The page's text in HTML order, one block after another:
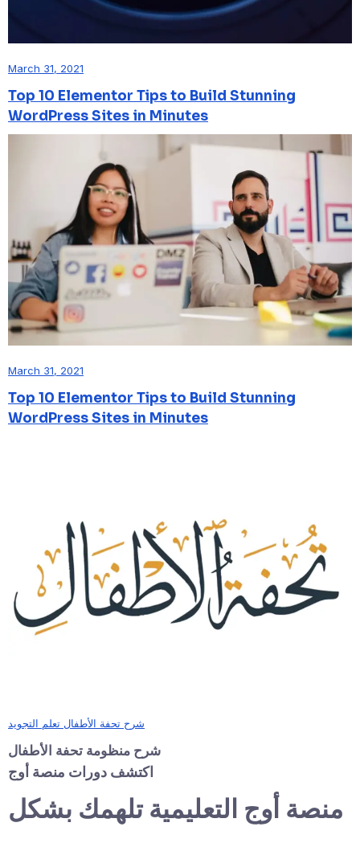
March 31, 2021
Top 10 Elementor Tips to Build Stunning
WordPress Sites in Minutes
March 31, 2021
Top 10 Elementor Tips to Build Stunning
WordPress Sites in Minutes
شرح تحفة الأطفال تعلم التجويد
شرح منظومة تحفة الأطفال
اكتشف دورات منصة أوج
منصة أوج التعليمية تلهمك بشكل